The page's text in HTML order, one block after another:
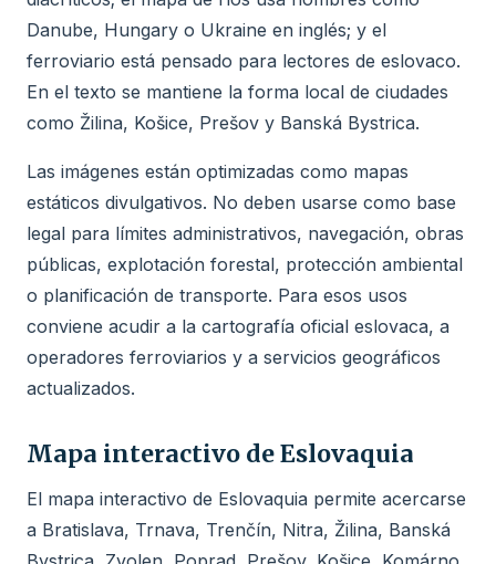
Danube, Hungary o Ukraine en inglés; y el
ferroviario está pensado para lectores de eslovaco.
En el texto se mantiene la forma local de ciudades
como Žilina, Košice, Prešov y Banská Bystrica.
Las imágenes están optimizadas como mapas
estáticos divulgativos. No deben usarse como base
legal para límites administrativos, navegación, obras
públicas, explotación forestal, protección ambiental
o planificación de transporte. Para esos usos
conviene acudir a la cartografía oficial eslovaca, a
operadores ferroviarios y a servicios geográficos
actualizados.
Mapa interactivo de Eslovaquia
El mapa interactivo de Eslovaquia permite acercarse
a Bratislava, Trnava, Trenčín, Nitra, Žilina, Banská